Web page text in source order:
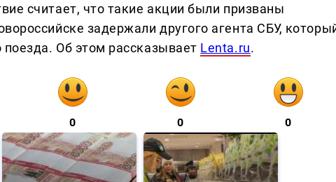
считает, что такие акции были призваны
задержали другого агента СБУ,
Об этом рассказывает Lenta.ru.
0 0 0